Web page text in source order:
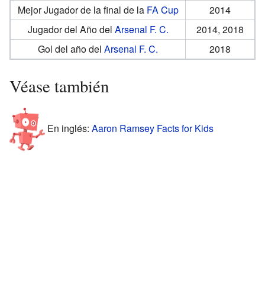
Mejor Jugador de la final de la FA Cup
2014
Jugador del Año del Arsenal F. C.
2014, 2018
Gol del año del Arsenal F. C. 2018
Véase también
En inglés: Aaron Ramsey Facts for Kids